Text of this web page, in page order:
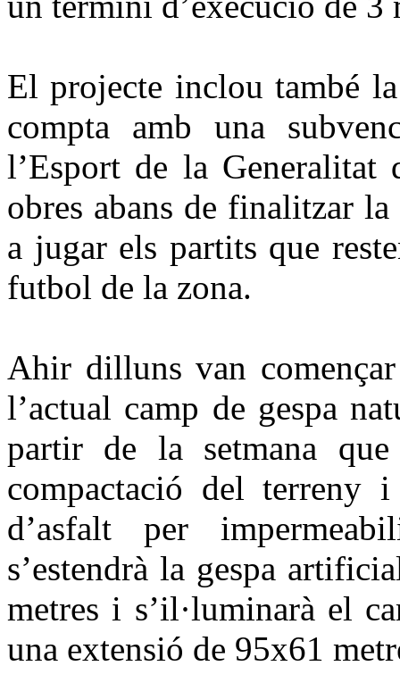
El projecte inclou també
compta amb una
l’Esport de la Generalitat
obres abans de finalitzar
a jugar els partits que
futbol de la zona.
Ahir dilluns van
l’actual camp de gespa
partir de la setmana
compactació del terreny i
d’asfalt per
s’estendrà la gespa
metres i s’il·luminarà el
una extensió de 95x61